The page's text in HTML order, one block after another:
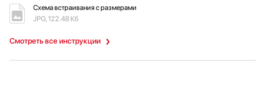
Смотреть все инструкции
Схема встраивания с размерами
JPG, 122.48 Кб